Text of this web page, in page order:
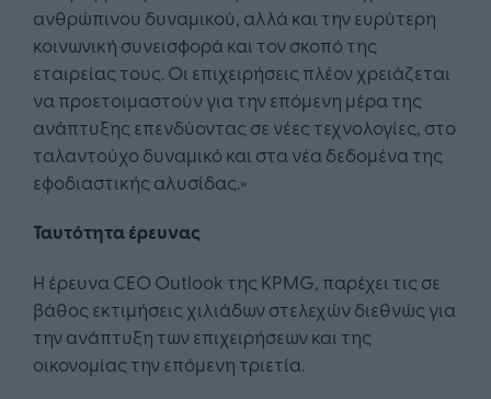
ανθρώπινου δυναμικού, αλλά και την ευρύτερη
κοινωνική συνεισφορά και τον σκοπό της
εταιρείας τους. Οι επιχειρήσεις πλέον χρειάζεται
να προετοιμαστούν για την επόμενη μέρα της
ανάπτυξης επενδύοντας σε νέες τεχνολογίες, στο
ταλαντούχο δυναμικό και στα νέα δεδομένα της
εφοδιαστικής αλυσίδας.»
Ταυτότητα έρευνας
Η έρευνα CEO Outlook της KPMG, παρέχει τις σε
βάθος εκτιμήσεις χιλιάδων στελεχών διεθνώς για
την ανάπτυξη των επιχειρήσεων και της
οικονομίας την επόμενη τριετία.